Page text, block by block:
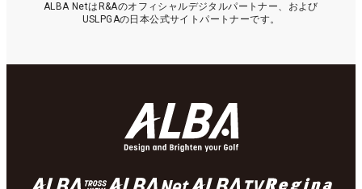
ALBA NetはR&Aのオフィシャルデジタルパートナー、および
USLPGAの日本公式サイトパートナーです。